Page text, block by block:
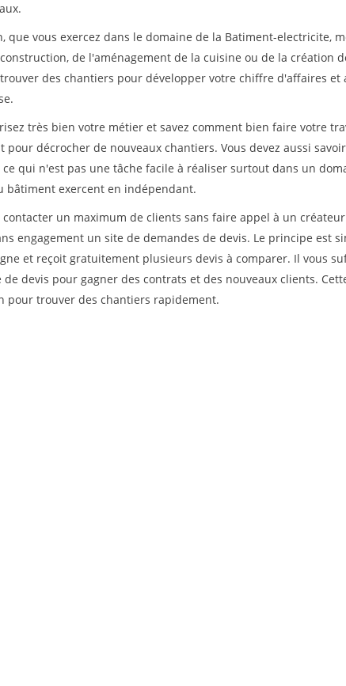
que vous exercez dans le domaine de la Batiment-electricite,
de l'aménagement de la cuisine ou de la création
des chantiers pour développer votre chiffre d'affaires et
très bien votre métier et savez comment bien faire votre
pour décrocher de nouveaux chantiers. Vous devez aussi
ce qui n'est pas une tâche facile à réaliser surtout dans un
bâtiment exercent en indépendant.
contacter un maximum de clients sans faire appel à un
engagement un site de demandes de devis. Le principe est
et reçoit gratuitement plusieurs devis à comparer. Il vous
devis pour gagner des contrats et des nouveaux clients.
pour trouver des chantiers rapidement.